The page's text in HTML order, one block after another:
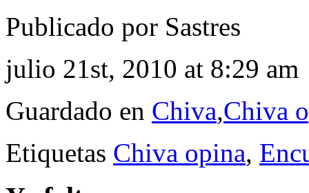
Publicado por Sastres
julio 21st, 2010 at 8:29 am
Guardado en Chiva,Chiva
Etiquetas Chiva opina,